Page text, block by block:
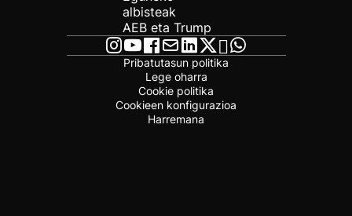
albisteak
AEB eta Trump
Pribatutasun politika
Lege oharra
Cookie politika
Cookieen konfigurazioa
Harremana